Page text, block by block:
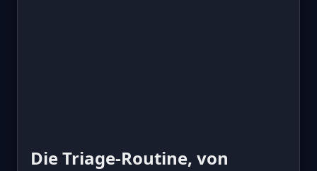
Die Triage-Routine, von